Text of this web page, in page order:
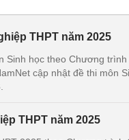
THPT năm 2025
Sinh học theo Chương
cập nhật đề thi môn
THPT năm 2025